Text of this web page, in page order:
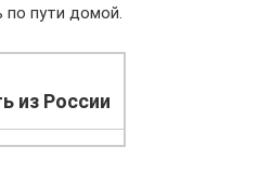
по пути домой.
из России